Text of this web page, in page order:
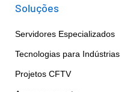
Soluções
Servidores Especializados
Tecnologias para Indústrias
Projetos CFTV